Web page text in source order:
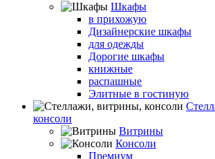
Шкафы
в прихожую
Дизайнерские шкафы
для одежды
Дорогие шкафы
книжные
распашные
Элитные в гостиную
консоли
Витрины
Консоли
Премиум